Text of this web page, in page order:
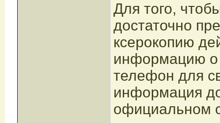
Для того,
достаточно
ксерокопию
информацию о
телефон для
информация
официальном